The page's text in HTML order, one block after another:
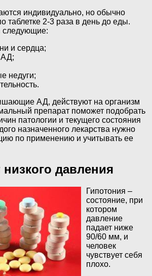
индивидуально, но обычно
таблетке 2-3 раза в день до еды.
следующие:
и сердца;
недуги;
АД, действуют на организм
препарат поможет подобрать
патологии и текущего состояния
назначенного лекарства нужно
по применению и учитывать ее
низкого давления
Гипотония –
состояние, при
котором
давление
падает ниже
90/60 мм, и
человек
чувствует себя
плохо.